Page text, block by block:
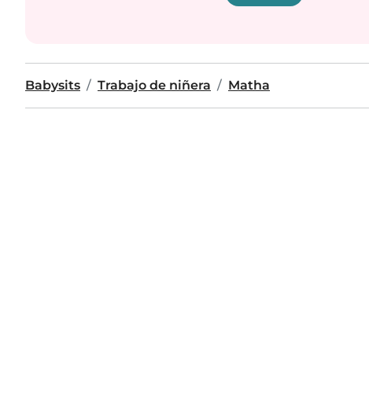
Babysits Trabajo de niñera Matha